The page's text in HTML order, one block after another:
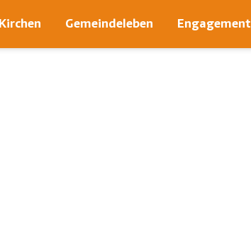
Kirchen Gemeindeleben Engagement